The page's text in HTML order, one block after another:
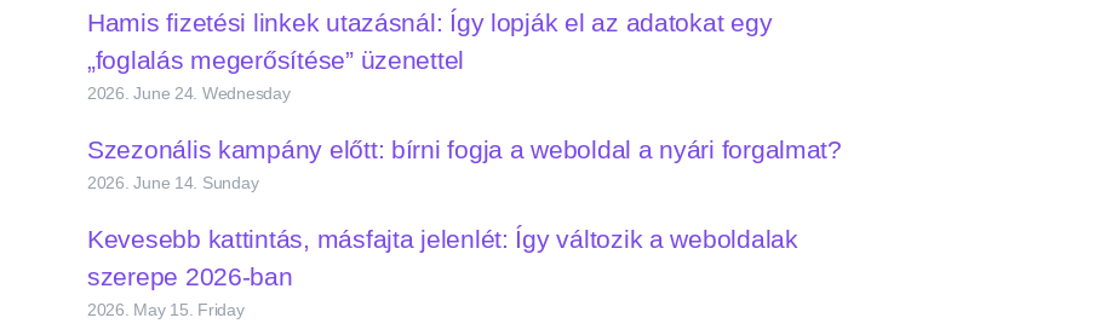
Hamis fizetési linkek utazásnál: Így lopják el az adatokat egy
„foglalás megerősítése” üzenettel
2026. June 24. Wednesday
Szezonális kampány előtt: bírni fogja a weboldal a nyári forgalmat?
2026. June 14. Sunday
Kevesebb kattintás, másfajta jelenlét: Így változik a weboldalak
szerepe 2026-ban
2026. May 15. Friday